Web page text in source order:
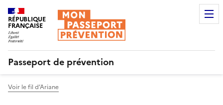
RÉPUBLIQUE
FRANÇAISE
Passeport de prévention
Voir le fil d’Ariane